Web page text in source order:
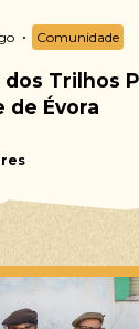
Comunidade
Trilhos
de Évora